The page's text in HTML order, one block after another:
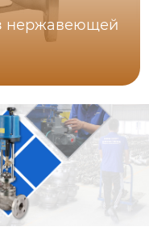
нержавеющей